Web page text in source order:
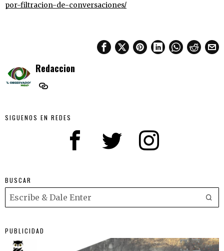
por-filtracion-de-conversaciones/
Redaccion
SIGUENOS EN REDES
BUSCAR
PUBLICIDAD